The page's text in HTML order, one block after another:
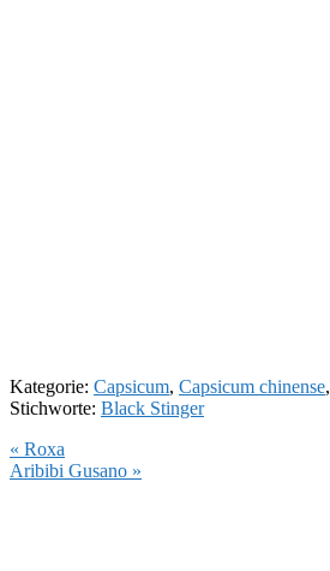
Kategorie: Capsicum, Capsicum chinense,
Stichworte: Black Stinger
Vorheriger
Beitrag:
« Roxa
Nächster
Aribibi Gusano »